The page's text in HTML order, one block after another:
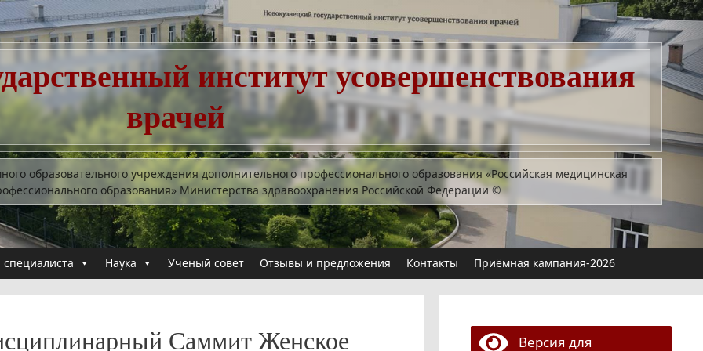
институт усовершенствования
врачей
образовательного учреждения дополнительного профессионального образования «Российская медицинская
образования» Министерства здравоохранения Российской Федерации©
Наука Ученый совет Отзывы и предложения Контакты Приёмная кампания-2026
Саммит Женское
Версия для